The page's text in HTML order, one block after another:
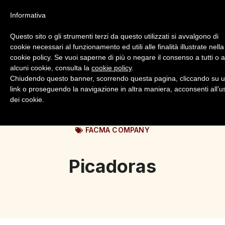
Login Registrazione
FACMA COMPANY
Picadoras
Informativa
Questo sito o gli strumenti terzi da questo utilizzati si avvalgono di
cookie necessari al funzionamento ed utili alle finalità illustrate nella
cookie policy. Se vuoi saperne di più o negare il consenso a tutti o
alcuni cookie, consulta la cookie policy.
Chiudendo questo banner, scorrendo questa pagina, cliccando su
link o proseguendo la navigazione in altra maniera, acconsenti
dei cookie.